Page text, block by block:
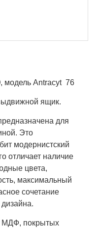
модель Antracyt 76
ящик.
для
Это
модернистский
отличает наличие
цвета,
максимальный
сочетание
дизайна.
МДФ, покрытых